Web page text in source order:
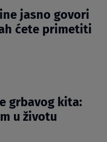
jasno govori
ćete primetiti
grbavog kita:
u životu